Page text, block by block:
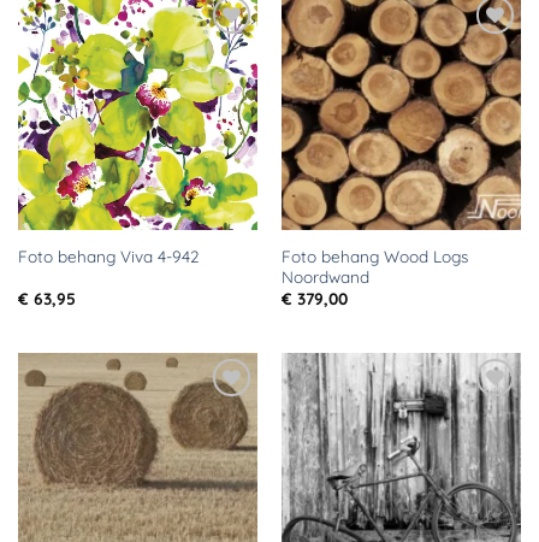
Toevoegen
aan
verlanglijst
Foto behang Viva 4-942
€ 63,95
Toevoegen
aan
verlanglijst
Foto behang Wood Logs
Noordwand
€ 379,00
Toevoegen
aan
verlanglijst
Toevoegen
aan
verlanglijst